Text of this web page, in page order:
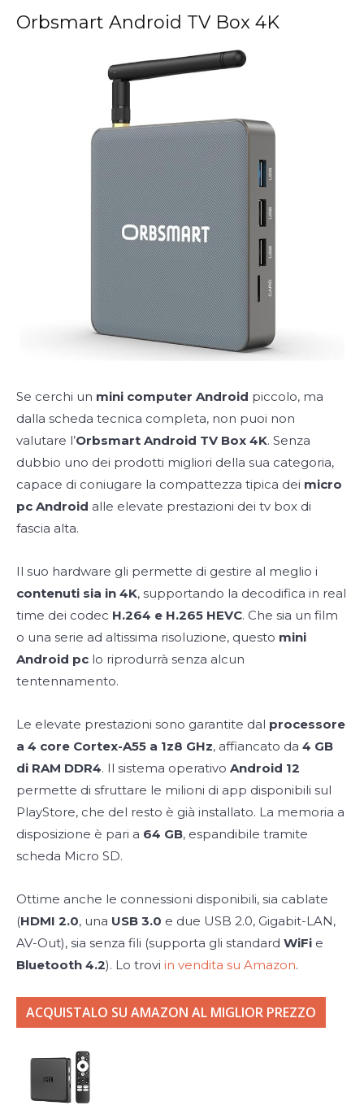
Orbsmart Android TV Box 4K
Se cerchi un mini computer Android piccolo, ma
dalla scheda tecnica completa, non puoi non
valutare l’Orbsmart Android TV Box 4K. Senza
dubbio uno dei prodotti migliori della sua categoria,
capace di coniugare la compattezza tipica dei micro
pc Android alle elevate prestazioni dei tv box di
fascia alta.
Il suo hardware gli permette di gestire al meglio i
contenuti sia in 4K, supportando la decodifica in real
time dei codec H.264 e H.265 HEVC. Che sia un film
o una serie ad altissima risoluzione, questo mini
Android pc lo riprodurrà senza alcun
tentennamento.
Le elevate prestazioni sono garantite dal processore
a 4 core Cortex-A55 a 1z8 GHz, affiancato da 4 GB
di RAM DDR4. Il sistema operativo Android 12
permette di sfruttare le milioni di app disponibili sul
PlayStore, che del resto è già installato. La memoria a
disposizione è pari a 64 GB, espandibile tramite
scheda Micro SD.
Ottime anche le connessioni disponibili, sia cablate
(HDMI 2.0, una USB 3.0 e due USB 2.0, Gigabit-LAN,
AV-Out), sia senza fili (supporta gli standard WiFi e
Bluetooth 4.2). Lo trovi in vendita su Amazon.
ACQUISTALO SU AMAZON AL MIGLIOR PREZZO